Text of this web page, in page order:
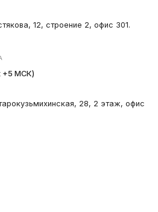
12, строение 2, офис 301.
+5 МСК)
28, 2 этаж, офис